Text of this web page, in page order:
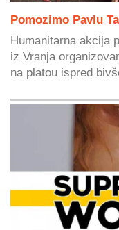
Pomozimo Pavlu
Humanitarna akcija
iz Vranja
na platou ispred